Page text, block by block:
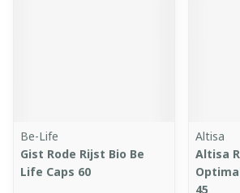
Be-Life
Gist Rode Rijst Bio Be
Life Caps 60
Altisa
Altisa
45